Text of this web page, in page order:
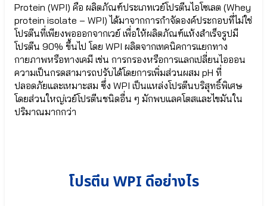
ทั้งหมด
Nutri
Plus
41|42
เพิ่ม
น้ำนม
แม่
⦿
Nutri
Plus
หนังสือ
รู้
แค่
นี้
เข้าใจ
คน
ทั้ง
โลก
หน้า
สินค้า
Protein (WPI) คือ ผลิตภัณฑ์ประเภทเวย์โปรตีนไอโซเลต (Whey
protein isolate – WPI) ได้มาจากการกำจัดองค์ประกอบที่ไม่ใช่
โปรตีนที่เพียงพอออกจากเวย์ เพื่อให้ผลิตภัณฑ์แห้งสำเร็จรูปมี
โปรตีน 90% ขึ้นไป โดย WPI ผลิตจากเทคนิคการแยกทาง
กายภาพหรือทางเคมี เช่น การกรองหรือการแลกเปลี่ยนไอออน
ความเป็นกรดสามารถปรับได้โดยการเพิ่มส่วนผสม pH ที่
ปลอดภัยและเหมาะสม ซึ่ง WPI เป็นแหล่งโปรตีนบริสุทธิ์พิเศษ
โดยส่วนใหญ่เวย์โปรตีนชนิดอื่น ๆ มักพบแลคโตสและไขมันใน
ปริมาณมากกว่า
โปรตีน WPI ดีอย่างไร